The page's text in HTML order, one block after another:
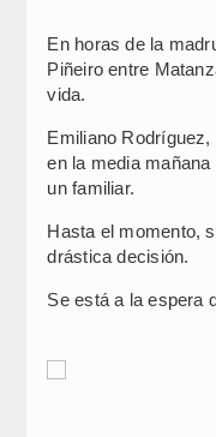
En horas de la
Piñeiro entre
vida.
Emiliano
en la media
un familiar.
Hasta el momento,
drástica decisión.
Se está a la espera